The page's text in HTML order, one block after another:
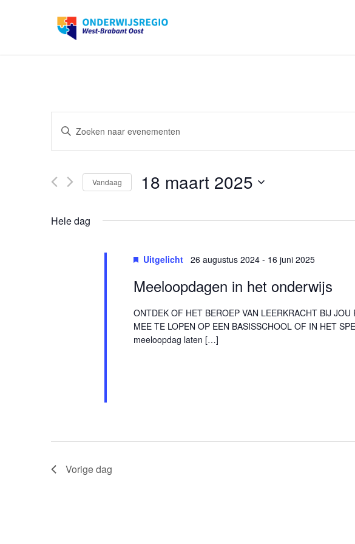
Evenementen
Zoeken
en
weergeven
navigatie
Vul
in.
voor
Vandaag 18 maart 2025
een
Hele dag
Uitgelicht 26 augustus 2024- 16 juni 2025
Meeloopdagen in het onderwijs
ONTDEK OF HET BEROEP VAN LEERKRACHT BIJ
MEE TE LOPEN OP EEN BASISSCHOOL OF IN HET
meeloopdag laten […]
Vorige dag